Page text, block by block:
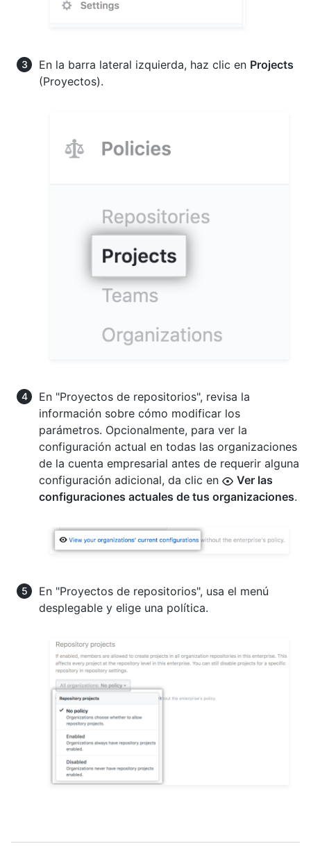
En la barra lateral izquierda, haz clic en Projects
(Proyectos).
En "Proyectos de repositorios", revisa la
información sobre cómo modificar los
parámetros. Opcionalmente, para ver la
configuración actual en todas las organizaciones
de la cuenta empresarial antes de requerir alguna
configuración adicional, da clic en
Ver las
configuraciones actuales de tus organizaciones.
En "Proyectos de repositorios", usa el menú
desplegable y elige una política.